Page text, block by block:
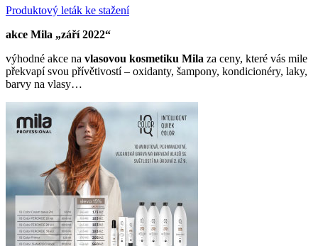
Produktový leták ke stažení
akce Mila „září 2022“
výhodné akce na vlasovou kosmetiku Mila za ceny, které vás mile
překvapí svou přívětivostí – oxidanty, šampony, kondicionéry, laky,
barvy na vlasy…